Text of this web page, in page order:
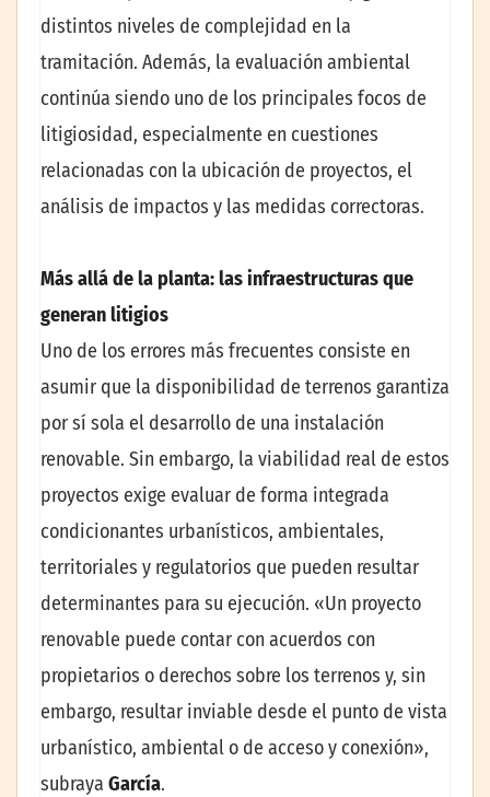
distintos niveles de complejidad en la
tramitación. Además, la evaluación ambiental
continúa siendo uno de los principales focos de
litigiosidad, especialmente en cuestiones
relacionadas con la ubicación de proyectos, el
análisis de impactos y las medidas correctoras.
Más allá de la planta: las infraestructuras que
generan litigios
Uno de los errores más frecuentes consiste en
asumir que la disponibilidad de terrenos garantiza
por sí sola el desarrollo de una instalación
renovable. Sin embargo, la viabilidad real de estos
proyectos exige evaluar de forma integrada
condicionantes urbanísticos, ambientales,
territoriales y regulatorios que pueden resultar
determinantes para su ejecución. «Un proyecto
renovable puede contar con acuerdos con
propietarios o derechos sobre los terrenos y, sin
embargo, resultar inviable desde el punto de vista
urbanístico, ambiental o de acceso y conexión»,
subraya García.